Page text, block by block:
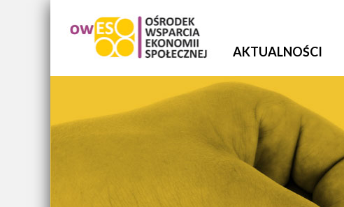
AKTUALNOŚCI